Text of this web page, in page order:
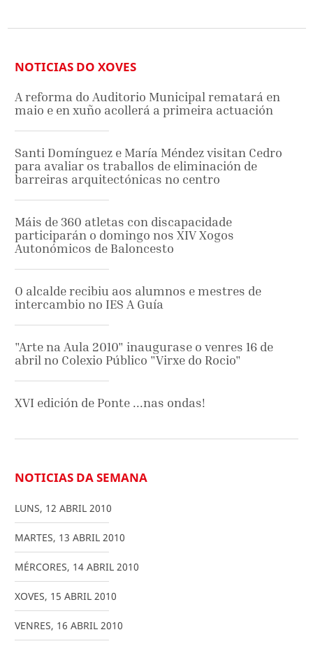
NOTICIAS DO XOVES
A reforma do Auditorio Municipal rematará en
maio e en xuño acollerá a primeira actuación
Santi Domínguez e María Méndez visitan Cedro
para avaliar os traballos de eliminación de
barreiras arquitectónicas no centro
Máis de 360 atletas con discapacidade
participarán o domingo nos XIV Xogos
Autonómicos de Baloncesto
O alcalde recibiu aos alumnos e mestres de
intercambio no IES A Guía
"Arte na Aula 2010" inaugurase o venres 16 de
abril no Colexio Público "Virxe do Rocio"
XVI edición de Ponte ...nas ondas!
NOTICIAS DA SEMANA
LUNS, 12 ABRIL 2010
MARTES, 13 ABRIL 2010
MÉRCORES, 14 ABRIL 2010
XOVES, 15 ABRIL 2010
VENRES, 16 ABRIL 2010